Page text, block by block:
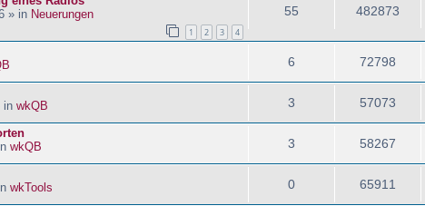
» in Neuerungen
1 2 3 4
55 482873
6 72798
in wkQB 3 57073
wkQB 3 58267
wkTools 0 65911